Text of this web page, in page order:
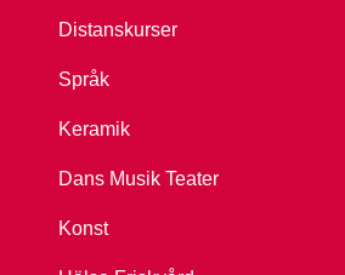
Distanskurser
Språk
Keramik
Dans Musik Teater
Konst